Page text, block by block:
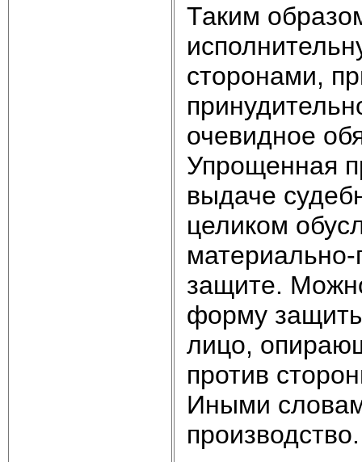
Таким
сторонами,
очевидное
Упрощенная
выдаче
целиком
защите.
форму
лицо,
против
Иными
производство.